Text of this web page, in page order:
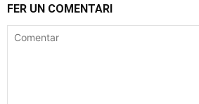
FER UN COMENTARI